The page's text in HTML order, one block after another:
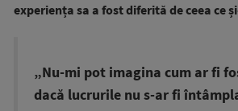
experiența sa a fost diferită de ceea ce
„Nu-mi pot imagina cum ar fi
dacă lucrurile nu s-ar fi